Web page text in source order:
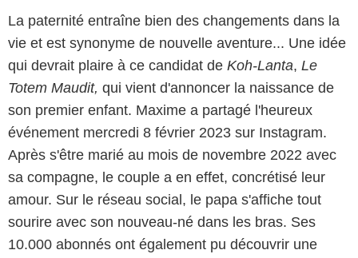
La paternité entraîne bien des changements dans la
vie et est synonyme de nouvelle aventure... Une idée
qui devrait plaire à ce candidat de Koh-Lanta, Le
Totem Maudit, qui vient d'annoncer la naissance de
son premier enfant. Maxime a partagé l'heureux
événement mercredi 8 février 2023 sur Instagram.
Après s'être marié au mois de novembre 2022 avec
sa compagne, le couple a en effet, concrétisé leur
amour. Sur le réseau social, le papa s'affiche tout
sourire avec son nouveau-né dans les bras. Ses
10.000 abonnés ont également pu découvrir une